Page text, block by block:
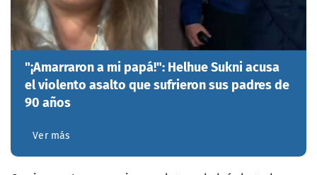
"¡Amarraron a mi papá!": Helhue Sukni acusa
el violento asalto que sufrieron sus padres de
90 años
Ver más